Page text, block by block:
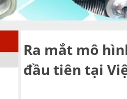
Ra mắt mô
đầu tiên tại